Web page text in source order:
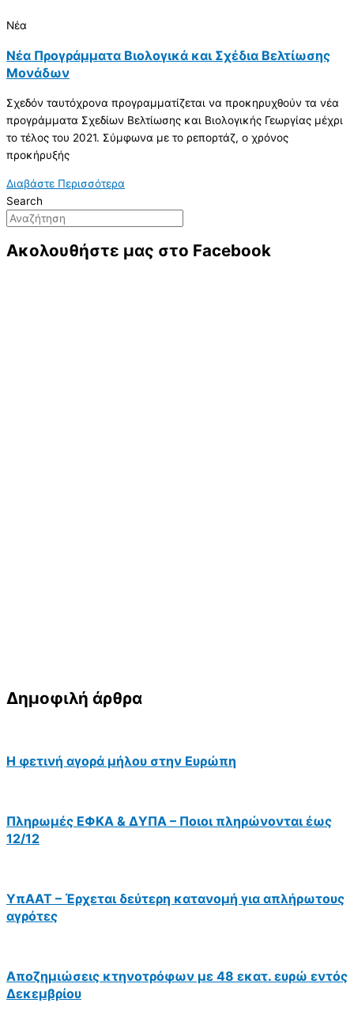
Nέα
Nέα Προγράμματα Βιολογικά και Σχέδια Βελτίωσης
Μονάδων
Σχεδόν ταυτόχρονα προγραµµατίζεται να προκηρυχθούν τα νέα
προγράµµατα Σχεδίων Βελτίωσης και Βιολογικής Γεωργίας µέχρι
το τέλος του 2021. Σύµφωνα µε το ρεπορτάζ, ο χρόνος
προκήρυξής
Διαβάστε Περισσότερα
Search
Ακολουθήστε μας στο Facebook
Δημοφιλή άρθρα
Η φετινή αγορά μήλου στην Ευρώπη
Πληρωμές ΕΦΚΑ & ΔΥΠΑ – Ποιοι πληρώνονται έως
12/12
ΥπΑΑΤ – Έρχεται δεύτερη κατανομή για απλήρωτους
αγρότες
Αποζημιώσεις κτηνοτρόφων με 48 εκατ. ευρώ εντός
Δεκεμβρίου